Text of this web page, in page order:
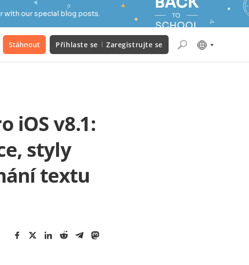
with our special blog posts.
Stáhnout Přihlaste se Zaregistrujte se
iOS v8.1:
styly
textu